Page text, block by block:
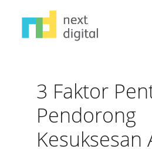
3 Faktor
Pendorong
Kesuksesan